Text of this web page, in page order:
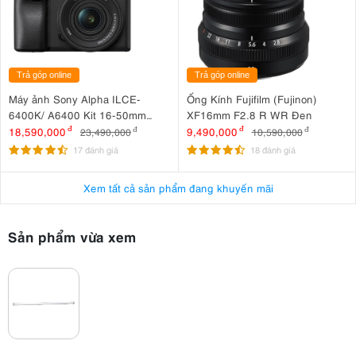
2. Công nghệ RGBWW với khả năng tái tạo
Trả góp online
Máy ảnh Sony Alpha ILCE-
6400K/ A6400 Kit 16-50mm
F3.5-5.6 OSS II
18,590,000 đ 23,490,000đ
17 đánh giá
Trả góp online
Ống Kính Fujifilm (Fujinon)
XF16mm F2.8 R WR Đen
9,490,000 đ 10,590,000 đ
18 đánh giá
Xem tất cả sản phẩm đang khuyến mãi
Sản phẩm vừa xem